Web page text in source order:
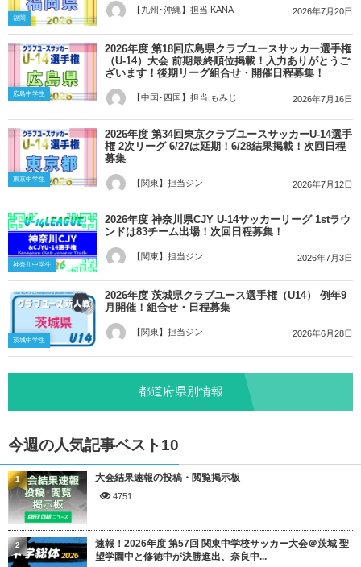
福岡
【九州･沖縄】担当 KANA 2026年7月20日
広島中学生
2026年度 第18回広島県クラブユースサッカー選手権
（U-14）大会 前期最終順位掲載！入力ありがとうご
ざいます！後期リーグ組合せ・開催日程募集！
【中国･四国】担当 もみじ 2026年7月16日
東京中学生
2026年度 第34回東京クラブユースサッカーU-14選手
権 2次リーグ 6/27は延期！6/28結果掲載！次回日程
募集
【関東】担当ジン 2026年7月12日
神奈川中学生
2026年度 神奈川県CJY U-14サッカーリーグ 1stラウ
ンドは83チーム出場！次回日程募集！
【関東】担当ジン 2026年7月3日
茨城中学生
2026年度 茨城県クラブユース選手権（U14） 例年9
月開催！組合せ・日程募集
【関東】担当ジン 2026年6月28日
都道府県別情報
今週の人気記事ベスト10
大会結果速報の投稿・閲覧掲示板
4751
1
速報！2026年度 第57回 関東中学校サッカー大会＠茨城 聖
望学園中と修徳中が決勝進出、奈良中...
2